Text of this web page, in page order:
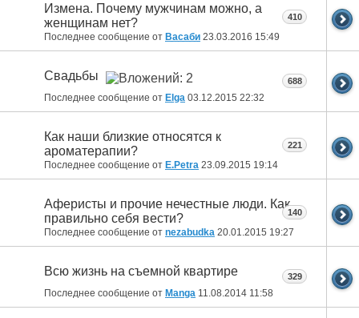
Измена. Почему мужчинам можно, а
женщинам нет?
Последнее сообщение от Васаби 23.03.2016 15:49
410
Свадьбы
Последнее сообщение от Elga 03.12.2015 22:32
688
Как наши близкие относятся к
ароматерапии?
Последнее сообщение от E.Petra 23.09.2015 19:14
221
Аферисты и прочие нечестные люди. Как
правильно себя вести?
Последнее сообщение от nezabudka 20.01.2015 19:27
140
Всю жизнь на съемной квартире
Последнее сообщение от Manga 11.08.2014 11:58
329